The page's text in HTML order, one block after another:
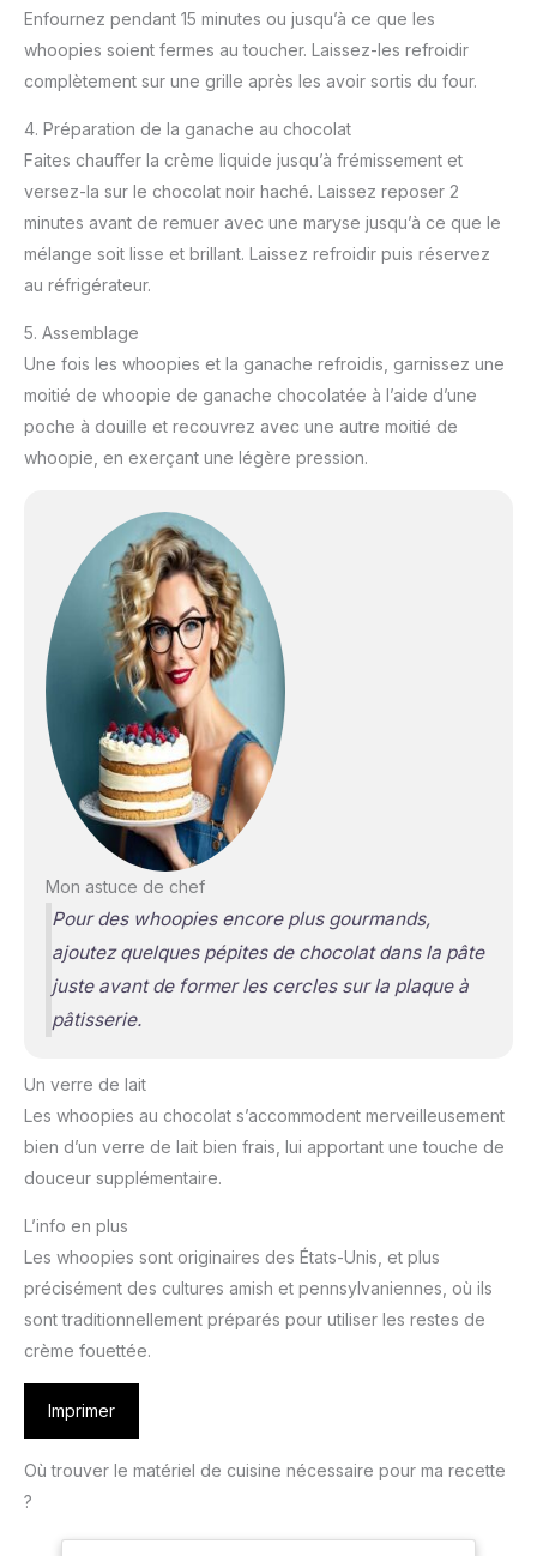
Enfournez pendant 15 minutes ou jusqu’à ce que les
whoopies soient fermes au toucher. Laissez-les refroidir
complètement sur une grille après les avoir sortis du four.
4. Préparation de la ganache au chocolat
Faites chauffer la crème liquide jusqu’à frémissement et
versez-la sur le chocolat noir haché. Laissez reposer 2
minutes avant de remuer avec une maryse jusqu’à ce que le
mélange soit lisse et brillant. Laissez refroidir puis réservez
au réfrigérateur.
5. Assemblage
Une fois les whoopies et la ganache refroidis, garnissez une
moitié de whoopie de ganache chocolatée à l’aide d’une
poche à douille et recouvrez avec une autre moitié de
whoopie, en exerçant une légère pression.
Mon astuce de chef
Pour des whoopies encore plus gourmands,
ajoutez quelques pépites de chocolat dans la pâte
juste avant de former les cercles sur la plaque à
pâtisserie.
Un verre de lait
Les whoopies au chocolat s’accommodent merveilleusement
bien d’un verre de lait bien frais, lui apportant une touche de
douceur supplémentaire.
L’info en plus
Les whoopies sont originaires des États-Unis, et plus
précisément des cultures amish et pennsylvaniennes, où ils
sont traditionnellement préparés pour utiliser les restes de
crème fouettée.
Imprimer
Où trouver le matériel de cuisine nécessaire pour ma recette
?